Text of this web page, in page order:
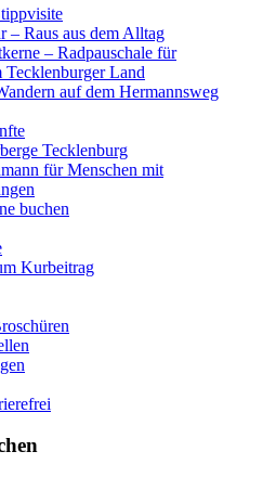
– Raus aus dem Alltag
– Radpauschale für
Land
auf dem Hermannsweg
Tecklenburg
für Menschen mit
buchen
Kurbeitrag